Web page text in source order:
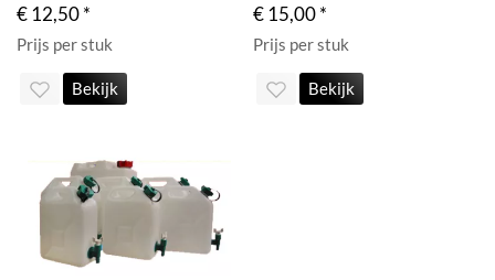
€ 12,50 *
Prijs per stuk
Bekijk
€ 15,00 *
Prijs per stuk
Bekijk